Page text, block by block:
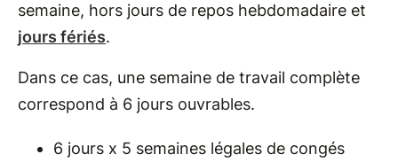
semaine, hors jours de repos hebdomadaire et
jours fériés.
Dans ce cas, une semaine de travail complète
correspond à 6 jours ouvrables.
6 jours x 5 semaines légales de congés